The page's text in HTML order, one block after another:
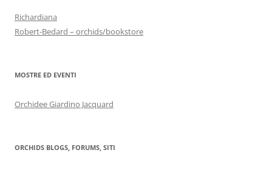
Richardiana
Robert-Bedard – orchids/bookstore
MOSTRE ED EVENTI
Orchidee Giardino Jacquard
ORCHIDS BLOGS, FORUMS, SITI